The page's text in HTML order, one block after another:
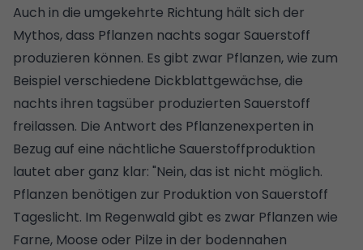
Auch in die umgekehrte Richtung hält sich der
Mythos, dass Pflanzen nachts sogar Sauerstoff
produzieren können. Es gibt zwar Pflanzen, wie zum
Beispiel verschiedene Dickblattgewächse, die
nachts ihren tagsüber produzierten Sauerstoff
freilassen. Die Antwort des Pflanzenexperten in
Bezug auf eine nächtliche Sauerstoffproduktion
lautet aber ganz klar: "Nein, das ist nicht möglich.
Pflanzen benötigen zur Produktion von Sauerstoff
Tageslicht. Im Regenwald gibt es zwar Pflanzen wie
Farne, Moose oder Pilze in der bodennahen